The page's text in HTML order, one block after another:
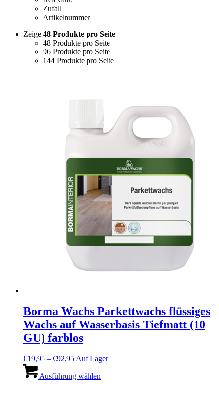
Zufall
Artikelnummer
Zeige 48 Produkte pro Seite
48 Produkte pro Seite
96 Produkte pro Seite
144 Produkte pro Seite
Borma Wachs Parkettwachs flüssiges
Wachs auf Wasserbasis Tiefmatt (10
GU) farblos
€19,95 – €92,95Preisspanne:
bis
Auf Lager
Ausführung wählen